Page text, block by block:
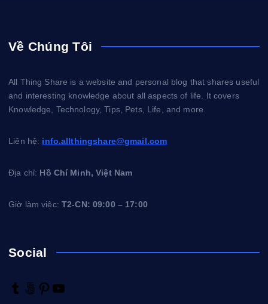
Về Chúng Tôi
All Thing Share is a website and personal blog that shares useful
and interesting knowledge about all aspects of life. It covers
Knowledge, Technology, Tips, Pets, Life, and more.
Liên hệ: info.allthingshare@gmail.com
Địa chỉ: Hồ Chí Minh, Việt Nam
Giờ làm việc:T2-CN: 09:00 – 17:00
Social
T
5
P